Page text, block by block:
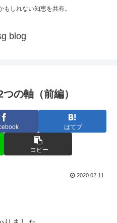
しれない知恵を共有。
blog
の軸（前編）
はてブ
コピー
2020.02.11